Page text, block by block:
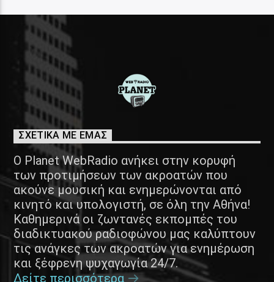
ΣΧΕΤΙΚΑ ΜΕ ΕΜΑΣ
Ο Planet WebRadio ανήκει στην κορυφή
των προτιμήσεων των ακροατών που
ακούνε μουσική και ενημερώνονται από
κινητό και υπολογιστή, σε όλη την Αθήνα!
Καθημερινά οι ζωντανές εκπομπές του
διαδικτυακού ραδιοφώνου μας καλύπτουν
τις ανάγκες των ακροατών για ενημέρωση
και ξέφρενη ψυχαγωγία 24/7.
Δείτε περισσότερα